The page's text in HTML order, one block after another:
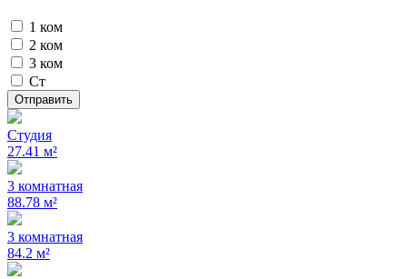
1 ком
2 ком
3 ком
Ст
Отправить
Студия
27.41 м²
3 комнатная
88.78 м²
3 комнатная
84.2 м²